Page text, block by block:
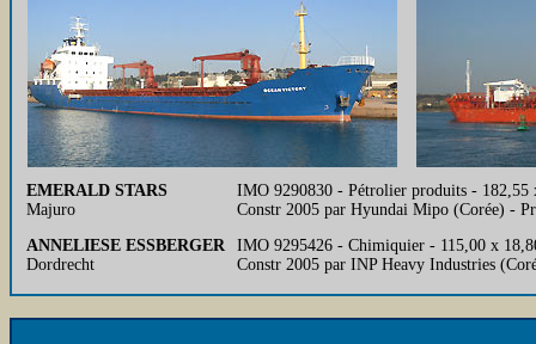
EMERALD STARS
Majuro
IMO 9290830 - Pétrolier produits -
Constr 2005 par Hyundai Mipo (Corée) -
ANNELIESE ESSBERGER
Dordrecht
IMO 9295426 - Chimiquier - 115,00 x
Constr 2005 par INP Heavy Industries